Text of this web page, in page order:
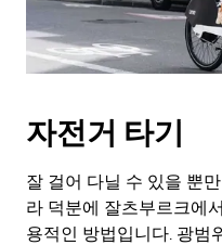
자전거 타기
잘 걸어 다닐 수 있을 뿐
라 덕분에 잘츠부르크에
용적인 방법입니다. 광범